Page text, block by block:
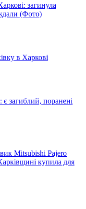
загинула
(Фото)
в Харкові
загиблий, поранені
Mitsubishi Pajero
купила для